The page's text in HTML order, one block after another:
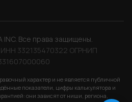
INC. Все права защищены.
332135470322 ОГРНИП
характер и не является публичной
показатели, цифры калькулятора и
они зависят от ниши, региона,